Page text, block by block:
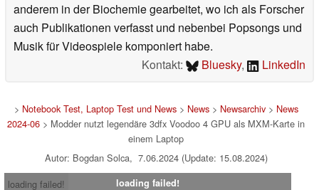
anderem in der Biochemie gearbeitet, wo ich als Forscher
auch Publikationen verfasst und nebenbei Popsongs und
Musik für Videospiele komponiert habe.
Kontakt:
Bluesky, LinkedIn
> Notebook Test, Laptop Test und News> News> Newsarchiv> News
2024-06 > Modder nutzt legendäre 3dfx Voodoo 4 GPU als MXM-Karte in
einem Laptop
Autor: Bogdan Solca, 7.06.2024 (Update: 15.08.2024)
loading failed!
loading failed!